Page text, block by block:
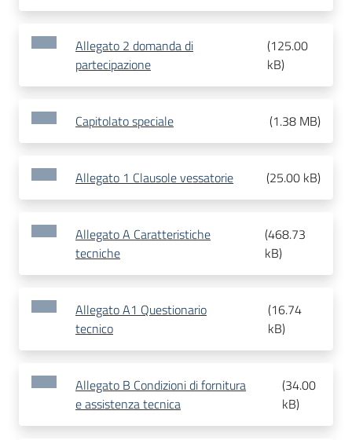
Allegato 2 domanda di
partecipazione
(125.00
kB)
Capitolato speciale (1.38 MB)
Allegato 1 Clausole vessatorie (25.00 kB)
Allegato A Caratteristiche
tecniche
(468.73
kB)
Allegato A1 Questionario
tecnico
(16.74
kB)
Allegato B Condizioni di fornitura
e assistenza tecnica
(34.00
kB)